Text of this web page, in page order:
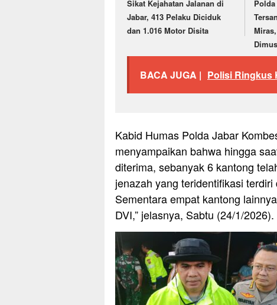
Sikat Kejahatan Jalanan di
Jabar, 413 Pelaku Diciduk
dan 1.016 Motor Disita
BACA JUGA | Polisi Ringkus
Kabid Humas Polda Jabar
menyampaikan bahwa hingga
diterima, sebanyak 6 kantong
jenazah yang teridentifikasi
Sementara empat kantong
DVI,” jelasnya, Sabtu (24/1/2026).